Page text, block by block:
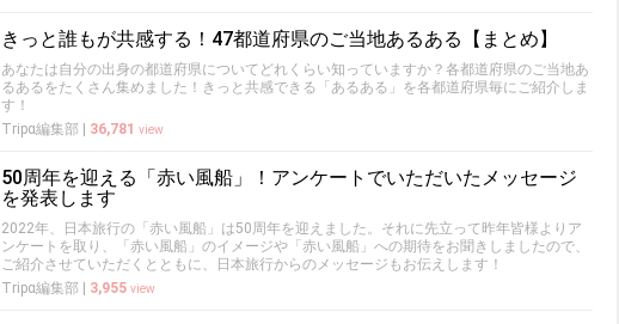
きっと誰もが共感する！47都道府県のご当地あるある【まとめ】
あなたは自分の出身の都道府県についてどれくらい知っていますか？各都道府県のご当地あ
るあるをたくさん集めました！きっと共感できる「あるある」を各都道府県毎にご紹介しま
す！
Tripα編集部
36,781 view
50周年を迎える「赤い風船」！アンケートでいただいたメッセージ
を発表します
2022年、日本旅行の「赤い風船」は50周年を迎えました。それに先立って昨年皆様よりア
ンケートを取り、「赤い風船」のイメージや「赤い風船」への期待をお聞きしましたので、
ご紹介させていただくとともに、日本旅行からのメッセージもお伝えします！
Tripα編集部
3,955 view